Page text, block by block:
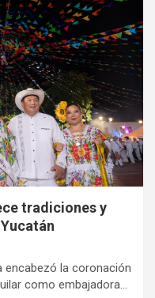
tradiciones y
encabezó la coronación
como embajadora…